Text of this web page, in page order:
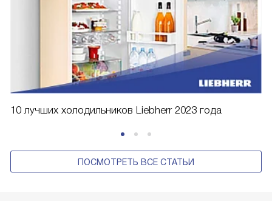
10 лучших холодильников Liebherr 2023 года
ПОСМОТРЕТЬ ВСЕ СТАТЬИ